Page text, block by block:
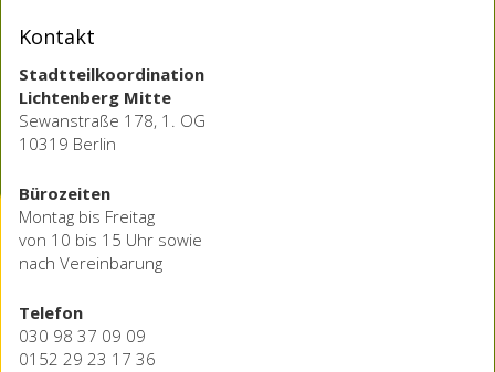
Kontakt
Stadtteilkoordination
Lichtenberg Mitte
Sewanstraße 178, 1. OG
10319 Berlin
Bürozeiten
Montag bis Freitag
von 10 bis 15 Uhr sowie
nach Vereinbarung
Telefon
030 98 37 09 09
0152 29 23 17 36